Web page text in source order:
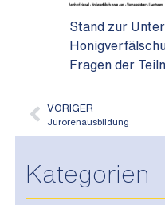
Stand zur
Fragen der
VORIGER
Jurorenausbildung
Kategorien